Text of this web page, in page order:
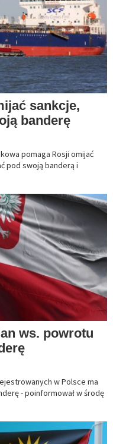
sankcje,
banderę
pomaga Rosji omijać
pod swoją banderą i
ws. powrotu
w Polsce ma
- poinformował w środę